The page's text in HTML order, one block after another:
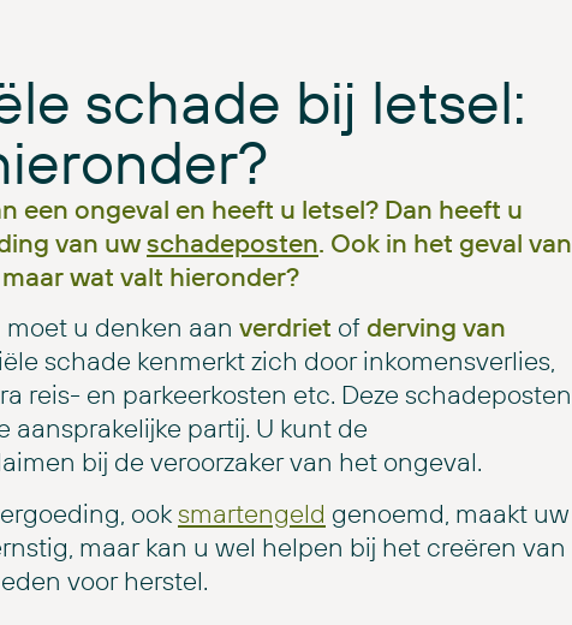
schade bij letsel:
een ongeval en heeft u letsel? Dan heeft u
van uwschadeposten. Ook in het geval van
wat valt hieronder?
u denken aan verdriet ofderving van
schade kenmerkt zich door inkomensverlies,
reis- en parkeerkosten etc. Deze schadeposten
aansprakelijke partij. U kunt de
bij de veroorzaker van het ongeval.
ooksmartengeld genoemd, maakt uw
maar kan u wel helpen bij het creëren van
voor herstel.